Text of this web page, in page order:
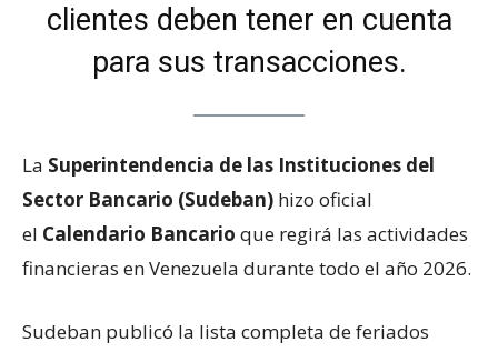
clientes deben tener en cuenta
para sus transacciones.
La Superintendencia de las Instituciones del
Sector Bancario (Sudeban) hizo oficial
el Calendario Bancario que regirá las actividades
financieras en Venezuela durante todo el año 2026.
Sudeban publicó la lista completa de feriados